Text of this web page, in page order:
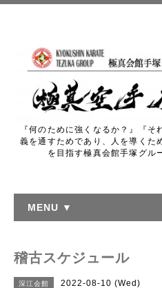
『何のために強くなるか？』『そ
義を通すためであり、人を導くた
を目指す極真会館手塚グル
MENU ▼
稽古スケジュール
深江会館 2022-08-10 (Wed)